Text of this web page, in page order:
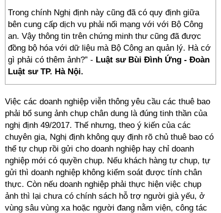
Trong chính Nghị định này cũng đã có quy định giữa
bên cung cấp dịch vụ phải nối mạng với với Bộ Công
an. Vậy thông tin trên chứng minh thư cũng đã được
đồng bộ hóa với dữ liệu mà Bộ Công an quản lý. Hà cớ
gì phải có thêm ảnh?” - Luật sư Bùi Đình Ứng - Đoàn
Luật sư TP. Hà Nội.
Việc các doanh nghiệp viễn thông yêu cầu các thuê bao
phải bổ sung ảnh chụp chân dung là đúng tinh thần của
nghị định 49/2017. Thế nhưng, theo ý kiến của các
chuyên gia, Nghị định không quy định rõ chủ thuê bao có
thể tự chụp rồi gửi cho doanh nghiệp hay chỉ doanh
nghiệp mới có quyền chụp. Nếu khách hàng tự chụp, tự
gửi thì doanh nghiệp không kiểm soát được tính chân
thực. Còn nếu doanh nghiệp phải thực hiện việc chụp
ảnh thì lại chưa có chính sách hỗ trợ người già yếu, ở
vùng sâu vùng xa hoặc người đang nằm viện, công tác